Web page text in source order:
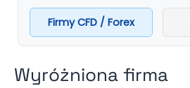
Firmy CFD / Forex
Wyróżniona firma